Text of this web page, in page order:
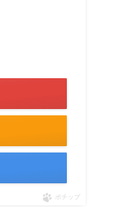
ポチップ